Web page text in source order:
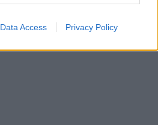
Data Access Privacy Policy